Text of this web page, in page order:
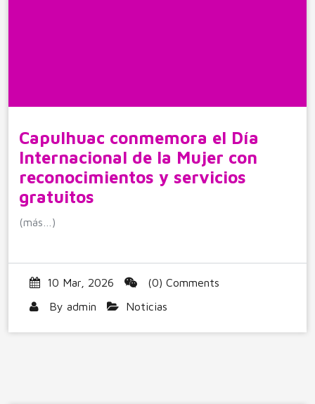
Capulhuac conmemora el Día
Internacional de la Mujer con
reconocimientos y servicios
gratuitos
(más…)
10 Mar, 2026
(0) Comments
By admin Noticias